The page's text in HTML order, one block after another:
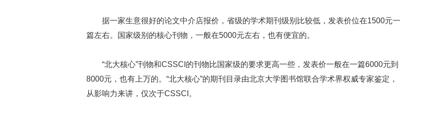
据一家生意很好的论文中介店报价，省级的学术期刊级别比较低，发表价位在1500元一
篇左右。国家级别的核心刊物，一般在5000元左右，也有便宜的。
“北大核心”刊物和CSSCI的刊物比国家级的要求更高一些，发表价一般在一篇6000元到
8000元，也有上万的。“北大核心”的期刊目录由北京大学图书馆联合学术界权威专家鉴定，
从影响力来讲，仅次于CSSCI。